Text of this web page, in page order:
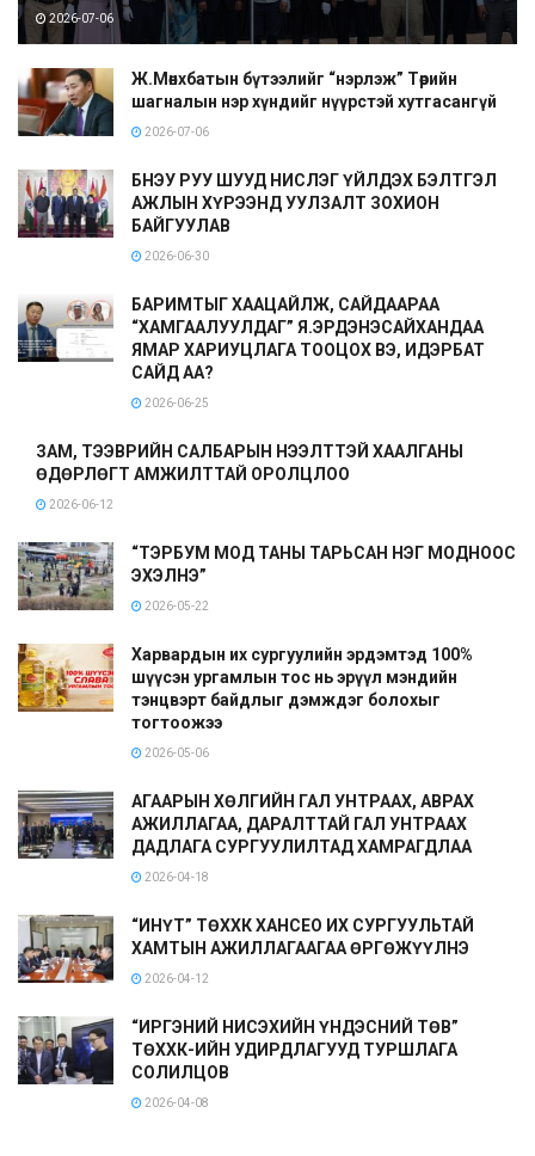
2026-07-06
Ж.Мөнхбатын бүтээлийг “нэрлэж” Төрийн
шагналын нэр хүндийг нүүрстэй хутгасангүй
2026-07-06
БНЭУ РУУ ШУУД НИСЛЭГ ҮЙЛДЭХ БЭЛТГЭЛ
АЖЛЫН ХҮРЭЭНД УУЛЗАЛТ ЗОХИОН
БАЙГУУЛАВ
2026-06-30
БАРИМТЫГ ХААЦАЙЛЖ, САЙДААРАА
“ХАМГААЛУУЛДАГ” Я.ЭРДЭНЭСАЙХАНДАА
ЯМАР ХАРИУЦЛАГА ТООЦОХ ВЭ, ИДЭРБАТ
САЙД АА?
2026-06-25
ЗАМ, ТЭЭВРИЙН САЛБАРЫН НЭЭЛТТЭЙ ХААЛГАНЫ
ӨДӨРЛӨГТ АМЖИЛТТАЙ ОРОЛЦЛОО
2026-06-12
“ТЭРБУМ МОД ТАНЫ ТАРЬСАН НЭГ МОДНООС
ЭХЭЛНЭ”
2026-05-22
Харвардын их сургуулийн эрдэмтэд 100%
шүүсэн ургамлын тос нь эрүүл мэндийн
тэнцвэрт байдлыг дэмждэг болохыг
тогтоожээ
2026-05-06
АГААРЫН ХӨЛГИЙН ГАЛ УНТРААХ, АВРАХ
АЖИЛЛАГАА, ДАРАЛТТАЙ ГАЛ УНТРААХ
ДАДЛАГА СУРГУУЛИЛТАД ХАМРАГДЛАА
2026-04-18
“ИНҮТ” ТӨХХК ХАНСЕО ИХ СУРГУУЛЬТАЙ
ХАМТЫН АЖИЛЛАГААГАА ӨРГӨЖҮҮЛНЭ
2026-04-12
“ИРГЭНИЙ НИСЭХИЙН ҮНДЭСНИЙ ТӨВ”
ТӨХХК-ИЙН УДИРДЛАГУУД ТУРШЛАГА
СОЛИЛЦОВ
2026-04-08